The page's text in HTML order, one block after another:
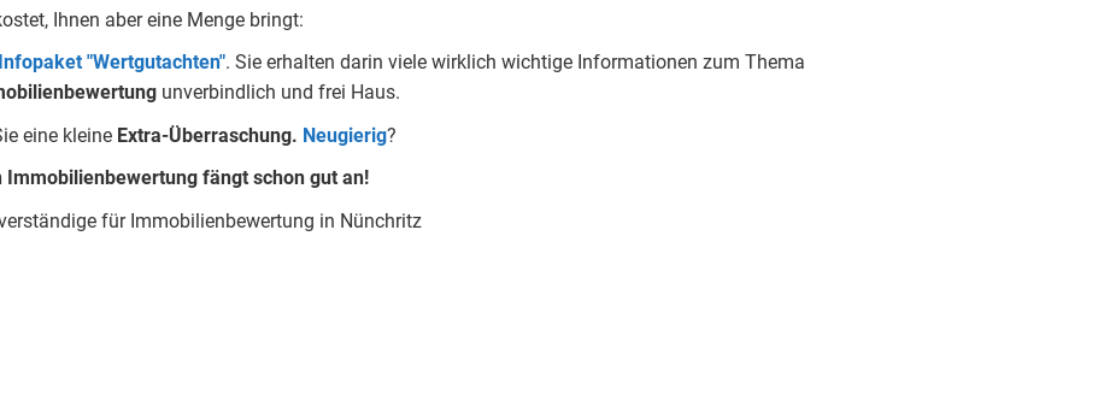
Ihnen aber eine Menge bringt:
"Wertgutachten". Sie erhalten darin viele wirklich wichtige Informationen zum Thema
unverbindlich und frei Haus.
eine kleine Extra-Überraschung. Neugierig?
fängt schon gut an!
für Immobilienbewertung in Nünchritz